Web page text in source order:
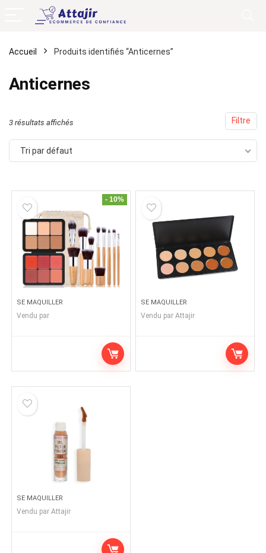
Accueil Produits identifiés “Anticernes”
Anticernes
Filtre
3 résultats affichés
Tri par défaut
- 10%
SE MAQUILLER
Vendu par
SE MAQUILLER
Vendu par Attajir
SE MAQUILLER
Vendu par Attajir